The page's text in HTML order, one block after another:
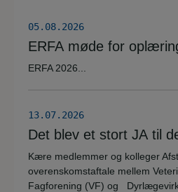
05.08.2026
ERFA møde for
veterinærsygeplejerske
ERFA 2026...
13.07.2026
Det blev et stort JA til
overenskomstaftale
Kære medlemmer og kolleger
overenskomstaftale mellem
Fagforening (VF) og